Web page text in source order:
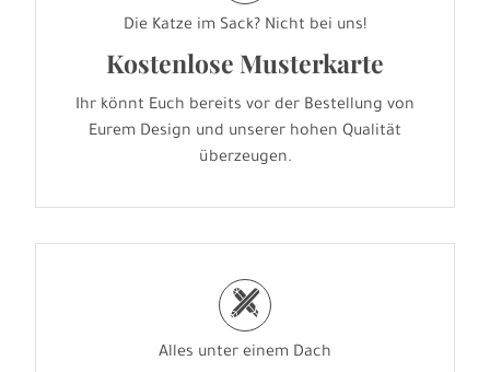
Die Katze im Sack? Nicht bei uns!
Kostenlose Musterkarte
Ihr könnt Euch bereits vor der Bestellung von
Eurem Design und unserer hohen Qualität
überzeugen.
h
Alles unter einem Dach